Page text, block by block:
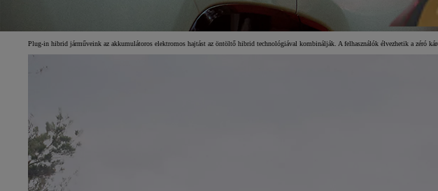
Plug-in hibrid járműveink az akkumulátoros elektromos hajtást az öntöltő hibrid technológiával kombinálják. A felhasználók élvezhetik a zéró